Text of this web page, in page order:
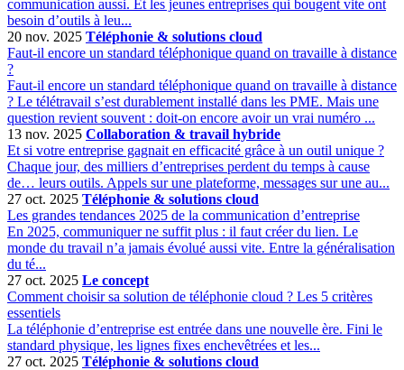
communication aussi. Et les jeunes entreprises qui bougent vite ont
besoin d’outils à leu...
20 nov. 2025 Téléphonie & solutions cloud
Faut-il encore un standard téléphonique quand on travaille à distance
?
Faut-il encore un standard téléphonique quand on travaille à distance
? Le télétravail s’est durablement installé dans les PME. Mais une
question revient souvent : doit-on encore avoir un vrai numéro ...
13 nov. 2025 Collaboration & travail hybride
Et si votre entreprise gagnait en efficacité grâce à un outil unique ?
Chaque jour, des milliers d’entreprises perdent du temps à cause
de… leurs outils. Appels sur une plateforme, messages sur une au...
27 oct. 2025 Téléphonie & solutions cloud
Les grandes tendances 2025 de la communication d’entreprise
En 2025, communiquer ne suffit plus : il faut créer du lien. Le
monde du travail n’a jamais évolué aussi vite. Entre la généralisation
du té...
27 oct. 2025 Le concept
Comment choisir sa solution de téléphonie cloud ? Les 5 critères
essentiels
La téléphonie d’entreprise est entrée dans une nouvelle ère. Fini le
standard physique, les lignes fixes enchevêtrées et les...
27 oct. 2025 Téléphonie & solutions cloud